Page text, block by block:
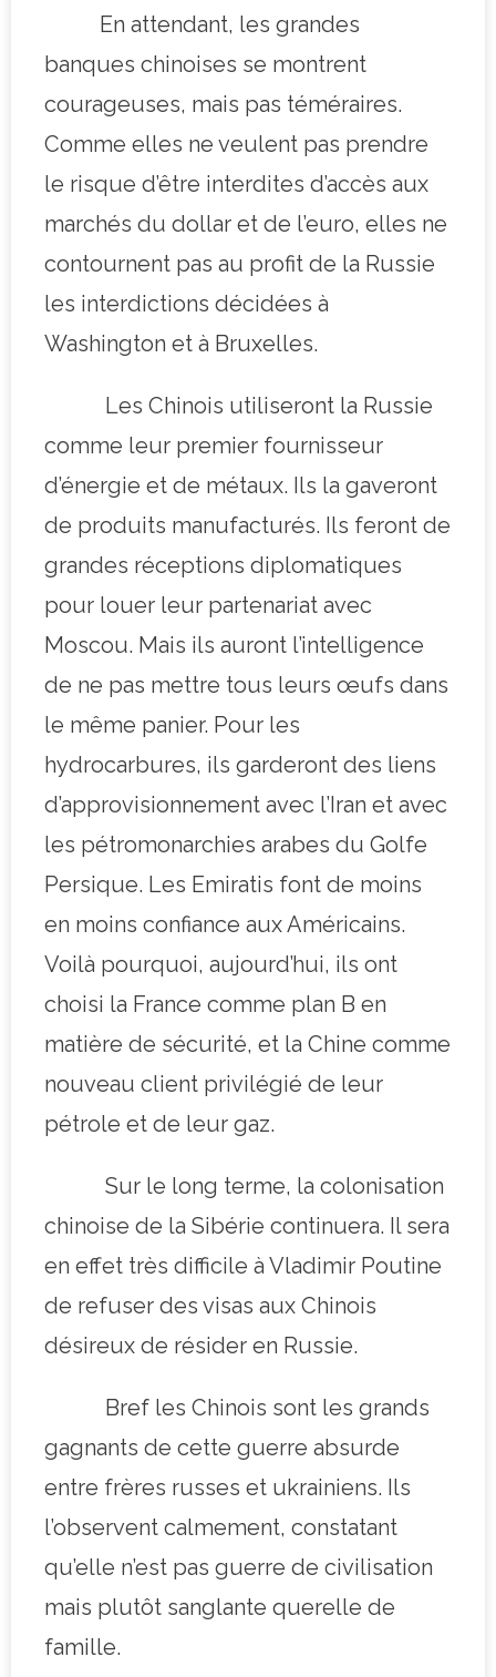
En attendant, les grandes
banques chinoises se montrent
courageuses, mais pas téméraires.
Comme elles ne veulent pas prendre
le risque d’être interdites d’accès aux
marchés du dollar et de l’euro, elles ne
contournent pas au profit de la Russie
les interdictions décidées à
Washington et à Bruxelles.
Les Chinois utiliseront la Russie
comme leur premier fournisseur
d’énergie et de métaux. Ils la gaveront
de produits manufacturés. Ils feront de
grandes réceptions diplomatiques
pour louer leur partenariat avec
Moscou. Mais ils auront l’intelligence
de ne pas mettre tous leurs œufs dans
le même panier. Pour les
hydrocarbures, ils garderont des liens
d’approvisionnement avec l’Iran et avec
les pétromonarchies arabes du Golfe
Persique. Les Emiratis font de moins
en moins confiance aux Américains.
Voilà pourquoi, aujourd’hui, ils ont
choisi la France comme plan B en
matière de sécurité, et la Chine comme
nouveau client privilégié de leur
pétrole et de leur gaz.
Sur le long terme, la colonisation
chinoise de la Sibérie continuera. Il sera
en effet très difficile à Vladimir Poutine
de refuser des visas aux Chinois
désireux de résider en Russie.
Bref les Chinois sont les grands
gagnants de cette guerre absurde
entre frères russes et ukrainiens. Ils
l’observent calmement, constatant
qu’elle n’est pas guerre de civilisation
mais plutôt sanglante querelle de
famille.